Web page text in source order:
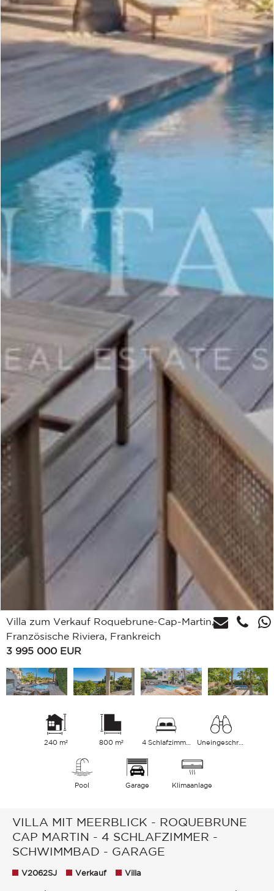
Villa zum Verkauf Roquebrune-Cap-Martin,
Französische Riviera, Frankreich
3 995 000 EUR
240 m² 800 m² 4 Schlafzimmer Uneingeschränkt Stadt Berge Meer
Pool Garage Klimaanlage
VILLA MIT MEERBLICK - ROQUEBRUNE
CAP MARTIN - 4 SCHLAFZIMMER -
SCHWIMMBAD - GARAGE
V2062SJ Verkauf Villa